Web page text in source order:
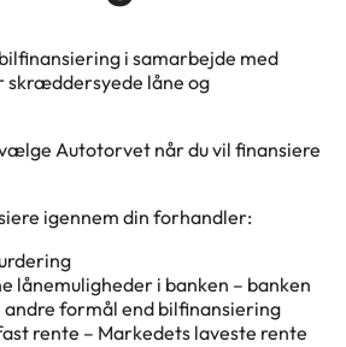
i samarbejde med
skræddersyede låne og
Autotorvet når du vil finansiere
igennem din forhandler:
lånemuligheder i banken – banken
andre formål end bilfinansiering
rente – Markedets laveste rente